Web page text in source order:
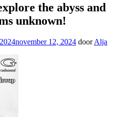
the abyss and
unknown!
november 12, 2024 doorAlja